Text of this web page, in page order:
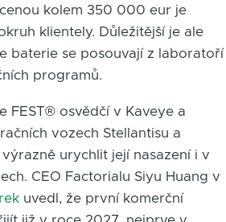
kolem 350 000 eur je
klientely. Důležitější je ale
baterie se posouvají z laboratoří
programů.
FEST® osvědčí v Kaveye a
vozech Stellantisu a
urychlit její nasazení i v
CEO Factorialu Siyu Huang v
uvedl, že první komerční